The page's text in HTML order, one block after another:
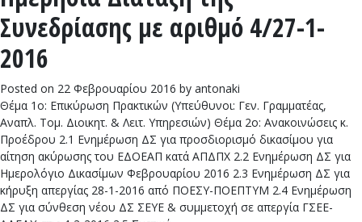
Συνεδρίασης με αριθμό 4/27-1-
2016
Posted on 22 Φεβρουαρίου 2016 by antonaki
Θέμα 1ο: Επικύρωση Πρακτικών (Υπεύθυνοι: Γεν. Γραμματέας,
Αναπλ. Τομ. Διοικητ. & Λειτ. Υπηρεσιών) Θέμα 2ο: Ανακοινώσεις κ.
Προέδρου 2.1 Ενημέρωση ΔΣ για προσδιορισμό δικασίμου για
αίτηση ακύρωσης του ΕΔΟΕΑΠ κατά ΑΠΔΠΧ 2.2 Ενημέρωση ΔΣ για
Ημερολόγιο Δικασίμων Φεβρουαρίου 2016 2.3 Ενημέρωση ΔΣ για
κήρυξη απεργίας 28-1-2016 από ΠΟΕΣΥ-ΠΟΕΠΤΥΜ 2.4 Ενημέρωση
ΔΣ για σύνθεση νέου ΔΣ ΣΕΥΕ & συμμετοχή σε απεργία ΓΣΕΕ-